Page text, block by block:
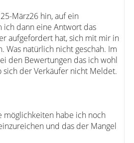
März26 hin, auf ein
ich dann eine Antwort das
aufgefordert hat, sich mit mir in
Was natürlich nicht geschah. Im
den Bewertungen das ich wohl
sich der Verkäufer nicht Meldet.
möglichkeiten habe ich noch
und das der Mangel